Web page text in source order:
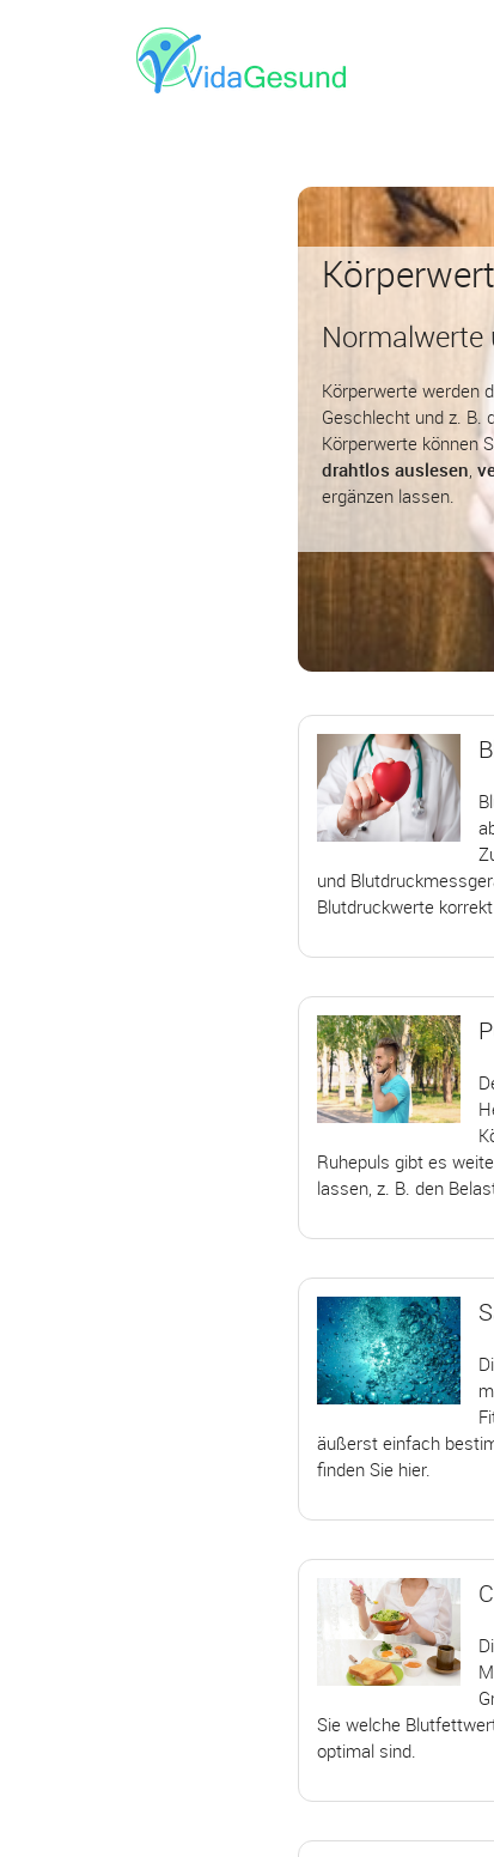
Normalwerte
Körperwerte werden
Geschlecht und z. B.
Körperwerte können
drahtlos auslesen,
ergänzen lassen.
und
Blutdruckwerte
Ruhepuls gibt es
lassen, z. B. den
äußerst einfach
finden Sie hier.
Sie welche
optimal sind.